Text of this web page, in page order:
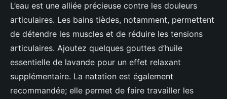
L’eau est une alliée précieuse contre les douleurs
articulaires. Les bains tièdes, notamment, permettent
de détendre les muscles et de réduire les tensions
articulaires. Ajoutez quelques gouttes d’huile
essentielle de lavande pour un effet relaxant
supplémentaire. La natation est également
recommandée; elle permet de faire travailler les